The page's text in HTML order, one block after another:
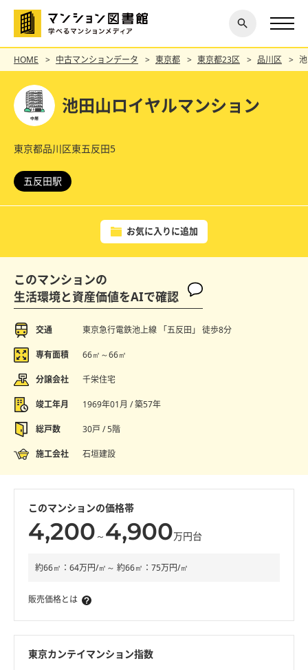
探す
閉じ
る
HOME 中古マンションデータ 東京都 東京都23区 品川区
池田山ロイヤルマンション
東京都品川区東五反田5
五反田駅
お気に入りに追加
このマンションの
生活環境と資産価値をAIで確認
交通 東京急行電鉄池上線 「五反田」 徒歩8分
専有面積 66㎡～66㎡
分譲会社 千栄住宅
竣工年月 1969年01月 / 築57年
総戸数 30戸 / 5階
施工会社 石垣建設
このマンションの価格帯
4,200 ～ 4,900万円台
約66㎡：64万円/㎡～ 約66㎡：75万円/㎡
販売価格とは
東京カンテイマンション指数